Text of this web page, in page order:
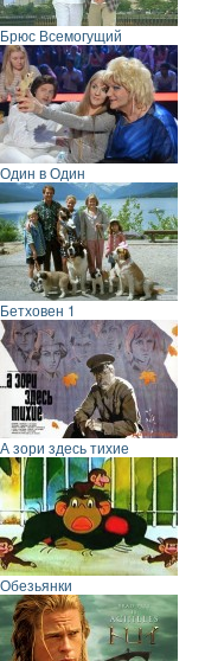
Брюс Всемогущий
Один в Один
Бетховен 1
А зори здесь тихие
Обезьянки